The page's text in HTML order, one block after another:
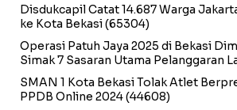
Disdukcapil Catat 14.687 Warga
ke Kota Bekasi(65304)
Operasi Patuh Jaya 2025 di Bekasi
Simak 7 Sasaran Utama Pelanggaran
SMAN 1 Kota Bekasi Tolak Atlet
PPDB Online 2024(44608)